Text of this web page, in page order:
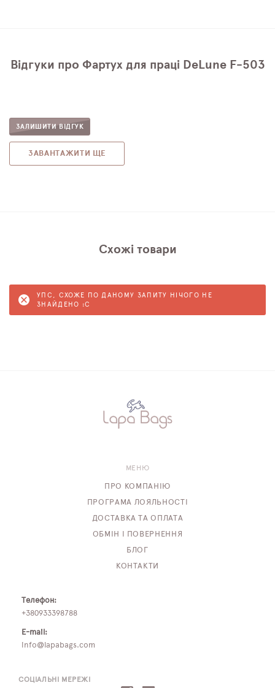
Відгуки про Фартух для праці DeLune F-503
ЗАЛИШИТИ ВІДГУК
ЗАВАНТАЖИТИ ЩЕ
Схожі товари
УПС, СХОЖЕ ПО ДАНОМУ ЗАПИТУ НІЧОГО НЕ
ЗНАЙДЕНО :C
СОЦІАЛЬНІ МЕРЕЖІ
МЕНЮ
ПРО КОМПАНІЮ
ПРОГРАМА ЛОЯЛЬНОСТІ
ДОСТАВКА ТА ОПЛАТА
ОБМІН І ПОВЕРНЕННЯ
БЛОГ
КОНТАКТИ
Телефон:
+380933398788
E-mail:
info@lapabags.com